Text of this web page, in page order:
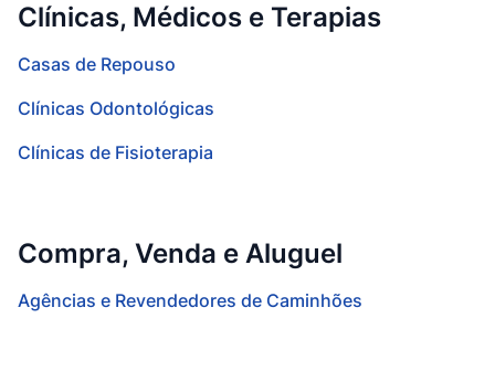
Clínicas, Médicos e Terapias
Casas de Repouso
Clínicas Odontológicas
Clínicas de Fisioterapia
Compra, Venda e Aluguel
Agências e Revendedores de Caminhões